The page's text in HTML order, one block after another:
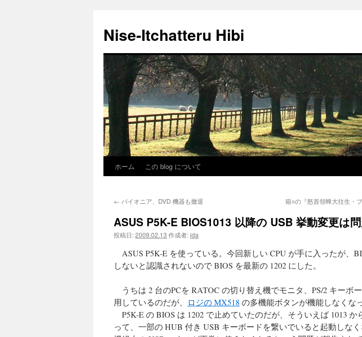
Nise-Itchatteru Hibi
ン
ホーム この blog について
← パイオニア、DVD 機器も撤退 箱○の『怒首領蜂大往生・
ASUS P5K-E BIOS1013 以降の USB 挙動変更は
投稿日:2009.02.13 作成者:ida
ASUS P5K-E を使っている。今回新しい CPU が手に入ったが、
しないと認識されないので BIOS を最新の 1202 にした。
うちは 2 台のPCを RATOC の切り替え機でモニタ、PS/2 キーボ
用しているのだが、
ロジの MX518 の多機能ボタンが機能しなくなっ
P5K-E の BIOS は 1202 で止めていたのだが、そういえば 1013 か
って、一部の HUB 付き USB キーボードを繋いでいると起動しな